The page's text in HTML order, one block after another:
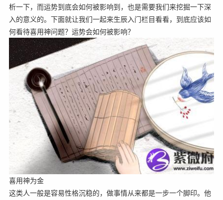
析一下，而运势到底会如何被影响到，也是需要我们来挖掘一下深
入的意义的。下面就让我们一起来生辰入门栏目看看，到底应该如
何看待喜用神问题？运势会如何被影响？
喜用神为金
这类人一般是容易性格沉稳的，做事情从来都是一步一个脚印。他